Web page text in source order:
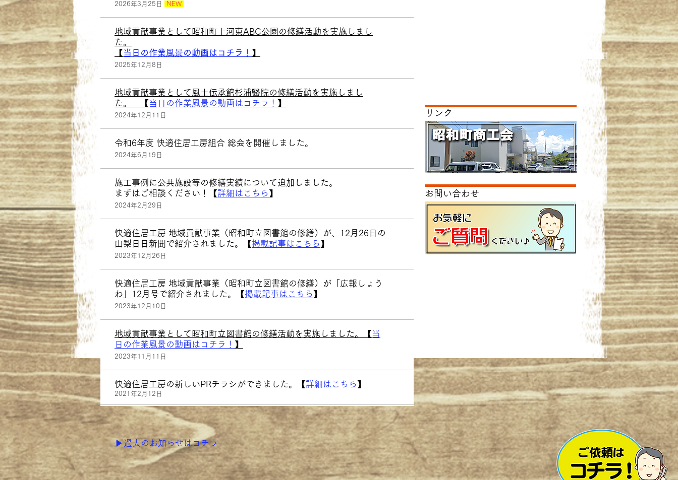
2026年3月25日 NEW
​地域貢献事業として昭和町上河東ABC公園の修繕活動を実施しまし
た。
【 当日の作業風景の動画はコチラ！ 】
2025年12月8日
​地域貢献事業として風土伝承館杉浦醫院の修繕活動を実施しまし
た。 【 当日の作業風景の動画はコチラ！ 】
2024年12月11日
令和6年度 快適住居工房組合 総会を開催しました。
2024年6月19日
施工事例に公共施設等の修繕実績について追加しました。
まずはご相談ください！【詳細はこちら 】
2024年2月29日
快適住居工房 地域貢献事業（​昭和町立図書館の修繕）が、12月26日の
山梨日日新聞で紹介されました。【掲載記事はこちら 】
2023年12月26日
快適住居工房 地域貢献事業（​昭和町立図書館の修繕）が「広報しょう
わ」12月号で紹介されました。【掲載記事はこちら 】
2023年12月10日
​地域貢献事業として昭和町立図書館の修繕活動を実施しました。【 当
日の作業風景の動画はコチラ！ 】
2023年11月11日
快適住居工房の新しいPRチラシができました。【詳細はこちら 】
2021年2月12日
​リンク
お問い合わせ
​▶過去のお知らせはコチラ